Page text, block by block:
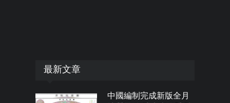
最新文章
中國編制完成新版全月